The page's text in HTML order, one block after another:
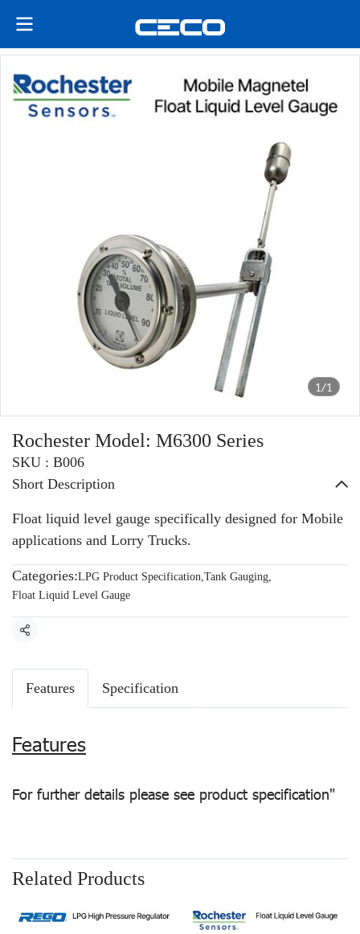
1/1
Rochester Model: M6300 Series
SKU : B006
Short Description
Float liquid level gauge specifically designed for Mobile
applications and Lorry Trucks.
Categories:LPG Product Specification,Tank Gauging,
Float Liquid Level Gauge
Share
Features Specification
Features
For further details please see product specification"
Related Products